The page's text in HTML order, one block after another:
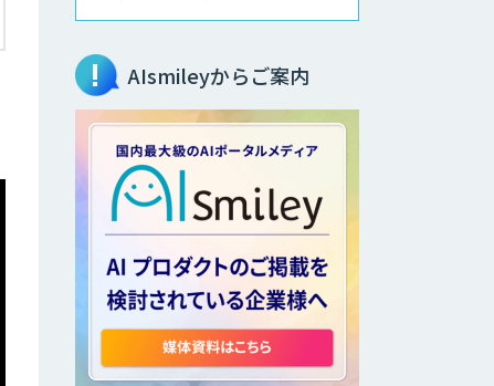
LLMOチェキ
AIエージェント開
発支援
AIエンジニアアカ
デミー（バイブコ
ーディング研修）
aiDAPTIV+
AIsmileyからご案内